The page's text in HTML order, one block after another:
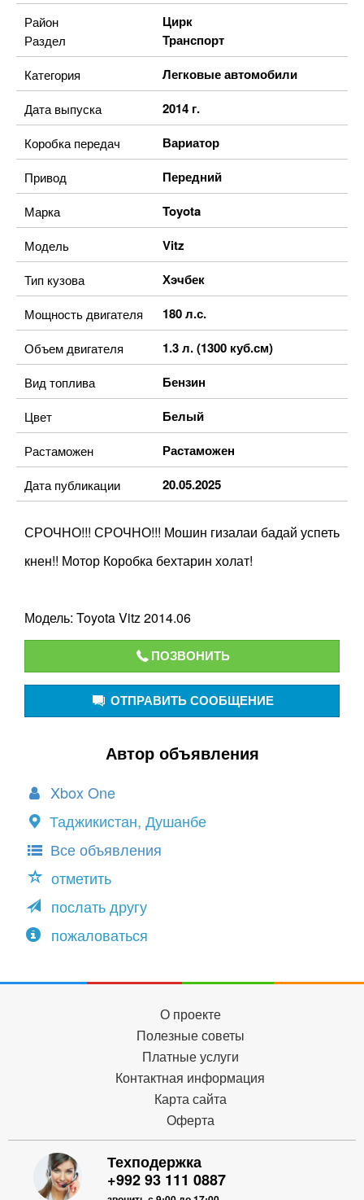
Район Цирк
Раздел Транспорт
Категория Легковые автомобили
Дата выпуска 2014 г.
Коробка передач Вариатор
Привод Передний
Марка Toyota
Модель Vitz
Тип кузова Хэчбек
Мощность двигателя 180 л.с.
Объем двигателя 1.3 л. (1300 куб.см)
Вид топлива Бензин
Цвет Белый
Растаможен Растаможен
Дата публикации 20.05.2025
СРОЧНО!!! СРОЧНО!!! Мошин гизалаи бадай успеть
кнен!! Мотор Коробка бехтарин холат!
Модель: Toyota Vitz 2014.06
ПОЗВОНИТЬ
ОТПРАВИТЬ СООБЩЕНИЕ
Автор объявления
Xbox One
Таджикистан, Душанбе
Все объявления
отметить
послать другу
пожаловаться
О проекте
Полезные советы
Платные услуги
Контактная информация
Карта сайта
Оферта
Техподержка
+992 93 111 0887